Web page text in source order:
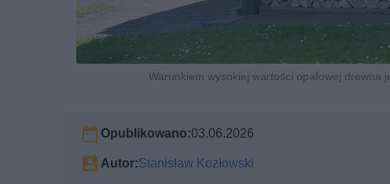
Warunkiem wysokiej wartości opałowej
Opublikowano:03.06.2026
Autor:Stanisław Kozłowski